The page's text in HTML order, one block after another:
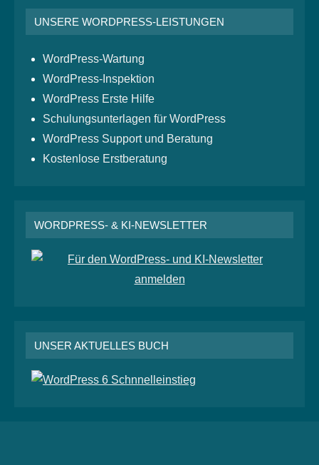
UNSERE WORDPRESS-LEISTUNGEN
WordPress-Wartung
WordPress-Inspektion
WordPress Erste Hilfe
Schulungsunterlagen für WordPress
WordPress Support und Beratung
Kostenlose Erstberatung
WORDPRESS- & KI-NEWSLETTER
UNSER AKTUELLES BUCH